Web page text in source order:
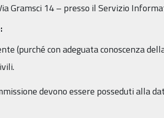
Gramsci 14 – presso il Servizio
(purché con adeguata conoscenza
devono essere posseduti alla